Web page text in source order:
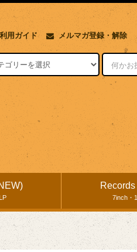
用ガイド メルマガ登録・解除
7inch・